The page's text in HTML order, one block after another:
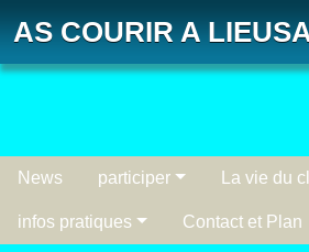
AS COURIR A
News participer La vie du
infos pratiques Contact et Plan